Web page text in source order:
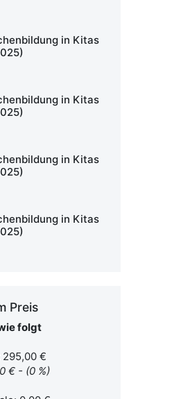
in Kitas
in Kitas
in Kitas
in Kitas
Preis
folgt
€
€ - (0 %)